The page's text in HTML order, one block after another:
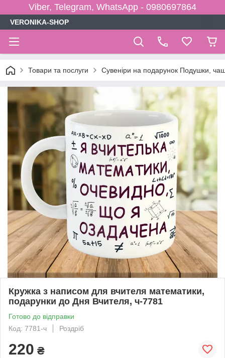
Viber, Telegram, WhatsApp - 0980697864
VERONIKA-SHOP
Товари та послуги Сувеніри на подарунок Подушки,
Кружка з написом для вчителя математики,
подарунки до Дня Вчителя, ч-7781
Готово до відправки
Код: 7781-ч
Роздріб
220 ₴